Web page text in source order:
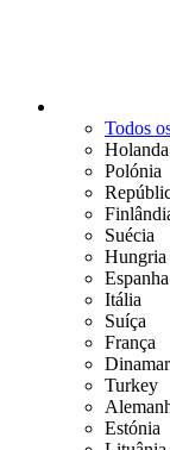
Todos
Holanda
Polónia
Suécia
Hungria
Espanha
Itália
Suíça
França
Turkey
Estónia